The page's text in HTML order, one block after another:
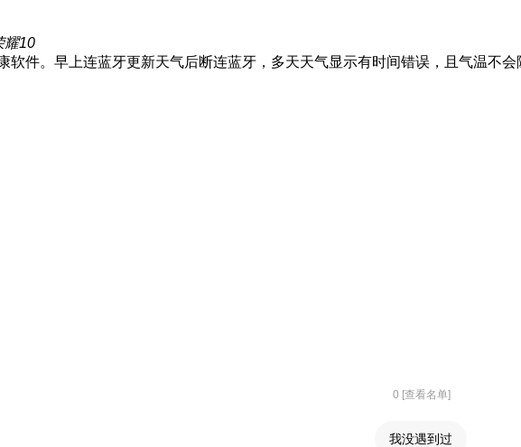
耀10
件。早上连蓝牙更新天气后断连蓝牙，多天天气显示有时间错误，且气温不
0 [查看名单]
我没遇到过